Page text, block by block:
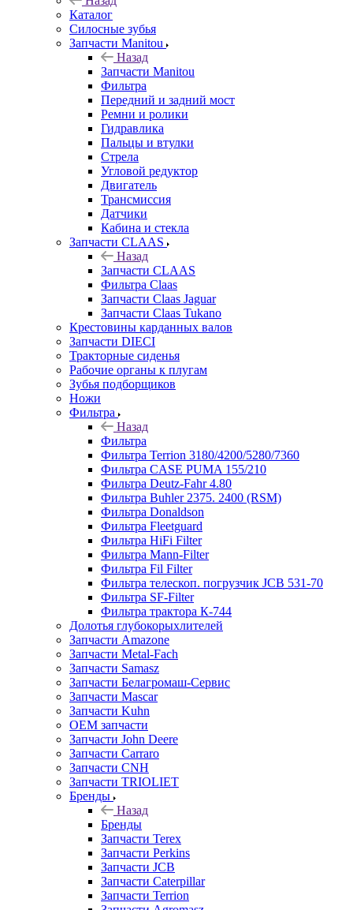
Каталог
Cилосные зубья
Запчасти Manitou
Назад
Запчасти Manitou
Фильтра
Передний и задний мост
Ремни и ролики
Гидравлика
Пальцы и втулки
Стрела
Угловой редуктор
Двигатель
Трансмиссия
Датчики
Кабина и стекла
Запчасти CLAAS
Назад
Запчасти CLAAS
Фильтра Claas
Запчасти Claas Jaguar
Запчасти Claas Tukano
Крестовины карданных валов
Запчасти DIECI
Тракторные сиденья
Рабочие органы к плугам
Зубья подборщиков
Ножи
Фильтра
Назад
Фильтра
Фильтра Terrion 3180/4200/5280/7360
Фильтра CASE PUMA 155/210
Фильтра Deutz-Fahr 4.80
Фильтра Buhler 2375. 2400 (RSM)
Фильтра Donaldson
Фильтра Fleetguard
Фильтра HiFi Filter
Фильтра Mann-Filter
Фильтра Fil Filter
Фильтра телескоп. погрузчик JCB 531-70
Фильтра SF-Filter
Фильтра трактора К-744
Долотья глубокорыхлителей
Запчасти Amazone
Запчасти Metal-Fach
Запчасти Samasz
Запчасти Белагромаш-Сервис
Запчасти Mascar
Запчасти Kuhn
OEM запчасти
Запчасти John Deere
Запчасти Carraro
Запчасти CNH
Запчасти TRIOLIET
Бренды
Назад
Бренды
Запчасти Terex
Запчасти Perkins
Запчасти JCB
Запчасти Caterpillar
Запчасти Terrion